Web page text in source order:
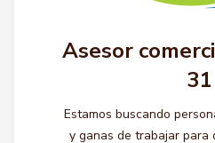
Asesor
31
Estamos buscando
y ganas de trabajar para